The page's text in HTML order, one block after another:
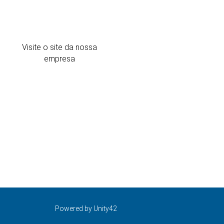
Visite o site da nossa
empresa
Powered by Unity42